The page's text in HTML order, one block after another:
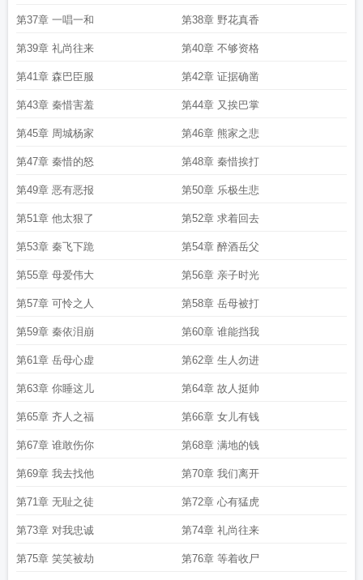
第37章 一唱一和 第38章 野花真香
第39章 礼尚往来 第40章 不够资格
第41章 森巴臣服 第42章 证据确凿
第43章 秦惜害羞 第44章 又挨巴掌
第45章 周城杨家 第46章 熊家之悲
第47章 秦惜的怒 第48章 秦惜挨打
第49章 恶有恶报 第50章 乐极生悲
第51章 他太狠了 第52章 求着回去
第53章 秦飞下跪 第54章 醉酒岳父
第55章 母爱伟大 第56章 亲子时光
第57章 可怜之人 第58章 岳母被打
第59章 秦依泪崩 第60章 谁能挡我
第61章 岳母心虚 第62章 生人勿进
第63章 你睡这儿 第64章 故人挺帅
第65章 齐人之福 第66章 女儿有钱
第67章 谁敢伤你 第68章 满地的钱
第69章 我去找他 第70章 我们离开
第71章 无耻之徒 第72章 心有猛虎
第73章 对我忠诚 第74章 礼尚往来
第75章 笑笑被劫 第76章 等着收尸